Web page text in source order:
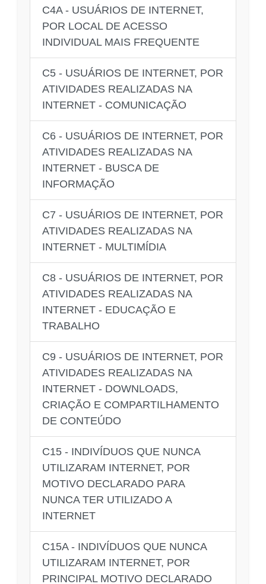
C4A - USUÁRIOS DE INTERNET,
POR LOCAL DE ACESSO
INDIVIDUAL MAIS FREQUENTE
C5 - USUÁRIOS DE INTERNET, POR
ATIVIDADES REALIZADAS NA
INTERNET - COMUNICAÇÃO
C6 - USUÁRIOS DE INTERNET, POR
ATIVIDADES REALIZADAS NA
INTERNET - BUSCA DE
INFORMAÇÃO
C7 - USUÁRIOS DE INTERNET, POR
ATIVIDADES REALIZADAS NA
INTERNET - MULTIMÍDIA
C8 - USUÁRIOS DE INTERNET, POR
ATIVIDADES REALIZADAS NA
INTERNET - EDUCAÇÃO E
TRABALHO
C9 - USUÁRIOS DE INTERNET, POR
ATIVIDADES REALIZADAS NA
INTERNET - DOWNLOADS,
CRIAÇÃO E COMPARTILHAMENTO
DE CONTEÚDO
C15 - INDIVÍDUOS QUE NUNCA
UTILIZARAM INTERNET, POR
MOTIVO DECLARADO PARA
NUNCA TER UTILIZADO A
INTERNET
C15A - INDIVÍDUOS QUE NUNCA
UTILIZARAM INTERNET, POR
PRINCIPAL MOTIVO DECLARADO